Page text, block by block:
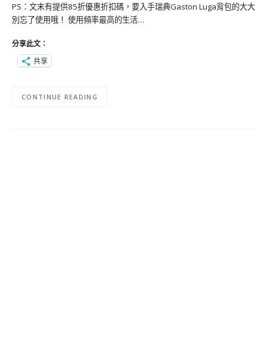
PS：文末有提供85折優惠折扣碼，要入手瑞典Gaston Luga背包的大大
別忘了使用哦！ 使用頻率最高的生活…
分享此文：
共享
CONTINUE READING